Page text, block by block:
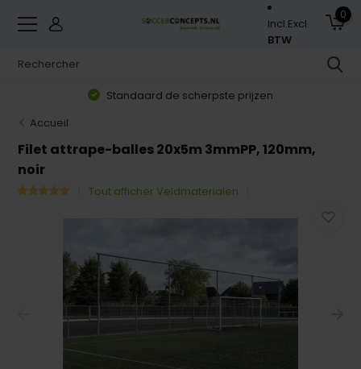
Incl.Excl.
BTW
0
Standaard de scherpste prijzen
Accueil
Filet attrape-balles 20x5m 3mmPP, 120mm,
noir
Tout afficher Veldmaterialen